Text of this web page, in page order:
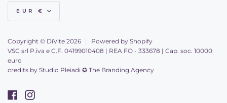
Valuta
EUR €
Copyright © DiVite 2026 |
Powered by Shopify
VSC srl P.iva e C.F. 04199010408 | REA FO - 333678 | Cap. soc. 10000
euro
credits by Studio Pleiadi ✪ The Branding Agency